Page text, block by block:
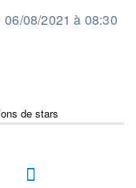
06/08/2021 à 08:30
de stars